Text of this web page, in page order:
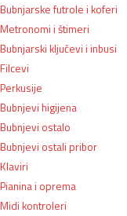
Bubnjarske futrole i koferi
Metronomi i štimeri
Bubnjarski ključevi i inbusi
Filcevi
Perkusije
Bubnjevi higijena
Bubnjevi ostalo
Bubnjevi ostali pribor
Klaviri
Pianina i oprema
Midi kontroleri